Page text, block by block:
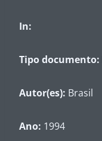
In:
Tipo documento:
Autor(es): Brasil
Ano: 1994